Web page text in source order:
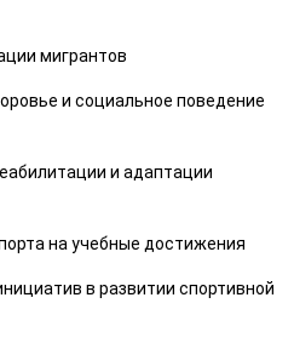
мигрантов
и социальное поведение
и адаптации
на учебные достижения
в развитии спортивной